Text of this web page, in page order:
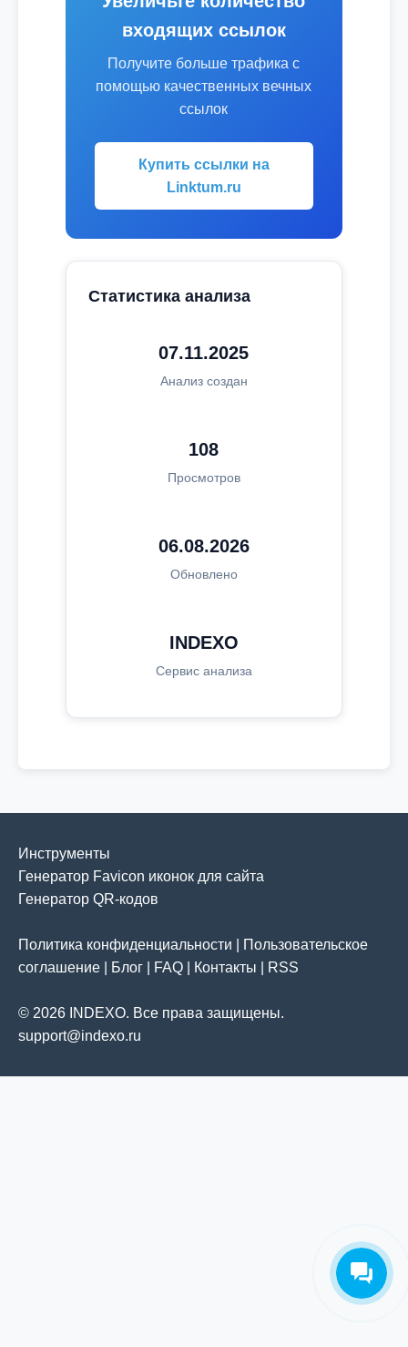
входящих ссылок
Получите больше трафика с
помощью качественных вечных
ссылок
Купить ссылки на
Linktum.ru
Статистика анализа
07.11.2025
Анализ создан
108
Просмотров
06.08.2026
Обновлено
INDEXO
Сервис анализа
Инструменты
Генератор Favicon иконок для сайта
Генератор QR-кодов
Политика конфиденциальности
Пользовательское
соглашение
Блог FAQ Контакты RSS
© 2026 INDEXO. Все права защищены.
support@indexo.ru